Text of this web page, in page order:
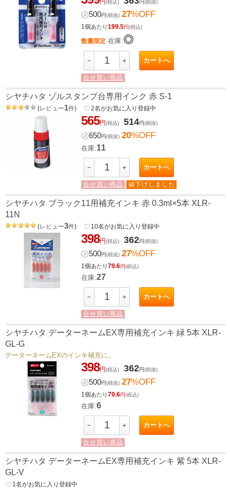
(税込) 円(税抜)
㋱500円(税抜) 27%OFF
1個あたり199.5円(税込)
数量限定 在庫:◎
－ ＋ カートへ
合せ買い商品
シヤチハタ ゾルスタンプ台専用インク 赤 S-1
(レビュー1件) favorite_border2名がお気に入り登録中
565円(税込) 514円(税抜)
㋱650円(税抜) 20%OFF
在庫:11
－ ＋ カートへ
合せ買い商品 値下げしました
シヤチハタ ブラック11用補充インキ 赤 0.3ml×5本 XLR-
11N
(レビュー3件) favorite_border10名がお気に入り登録中
398円(税込) 362円(税抜)
㋱500円(税抜) 27%OFF
1個あたり79.6円(税込)
在庫:27
－ ＋ カートへ
合せ買い商品
シヤチハタ データーネームEX専用補充インキ 緑 5本 XLR-
GL-G
データーネームEXのインキ補充に。
398円(税込) 362円(税抜)
㋱500円(税抜) 27%OFF
1個あたり79.6円(税込)
在庫:6
－ ＋ カートへ
合せ買い商品
シヤチハタ データーネームEX専用補充インキ 紫 5本 XLR-
GL-V
favorite_border1 名がお気に入り登録中